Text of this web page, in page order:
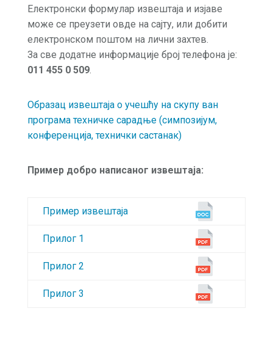
Електронски формулар извештаја и изјаве
може се преузети овде на сајту, или добити
електронском поштом на лични захтев.
За све додатне информације број телефона je:
011 455 0 509.
Образац извештаја о учешћу на скупу ван
програма техничке сарадње (симпозијум,
конференција, технички састанак)
Пример добро написаног извештаја:
Пример извештаја
Прилог 1
Прилог 2
Прилог 3